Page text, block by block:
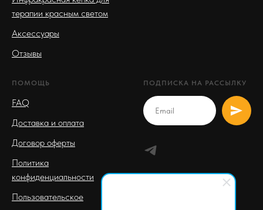
терапии красным светом
Аксессуары
Отзывы
ПОМОЩЬ
FAQ
Доставка и оплата
Договор оферты
Политика
конфиденциальности
Пользовательское
ПОДПИСКА НА РАССЫЛКУ